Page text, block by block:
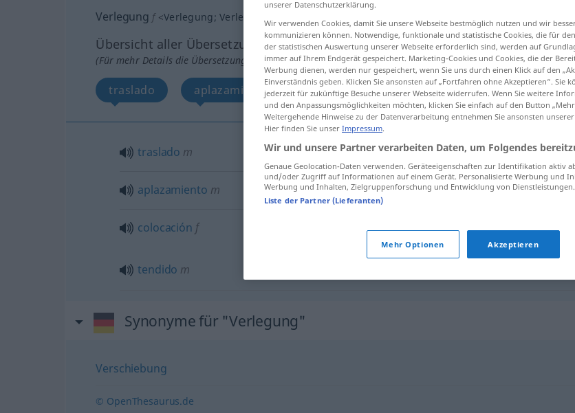
Verlegung f <Verlegung;Verlegungen
Übersicht aller Übersetzungen
(Für mehr Details die Übersetzung anklicken/antippen)
traslado aplazamiento colocación, tendido
traslado m Verlegung an einen anderen Ort
aplazamiento m Verlegung eines Termins
colocación f Verlegungv. Gleisen, Fliesen
tendido m
Synonyme für "Verlegung"
Verschiebung
© OpenThesaurus.de
unserer Datenschutzerklärung.
Wir verwenden Cookies, damit Sie unsere Webseite bestmöglich nutzen und wir
kommunizieren können. Notwendige, funktionale und statistische Cookies, die für
der statistischen Auswertung unserer Webseite erforderlich sind, werden auf
immer auf Ihrem Endgerät gespeichert. Marketing-Cookies und Cookies, die der
Werbung dienen, werden nur gespeichert, wenn Sie uns durch einen Klick auf den
Einverständnis geben. Klicken Sie ansonsten auf „Fortfahren ohne Akzeptieren“. Sie
jederzeit für zukünftige Besuche unserer Webseite widerrufen. Wenn Sie weitere
und den Anpassungsmöglichkeiten möchten, klicken Sie einfach auf den Button
Weitergehende Hinweise zu der Datenverarbeitung entnehmen Sie ansonsten unserer
Hier finden Sie unser Impressum.
Wir und unsere Partner verarbeiten Daten, um Folgendes
Genaue Geolocation-Daten verwenden. Geräteeigenschaften zur Identifikation aktiv
und/oder Zugriff auf Informationen auf einem Gerät. Personalisierte Werbung und
Werbung und Inhalten, Zielgruppenforschung und Entwicklung von Dienstleistungen.
Liste der Partner (Lieferanten)
Mehr Optionen Akzeptieren